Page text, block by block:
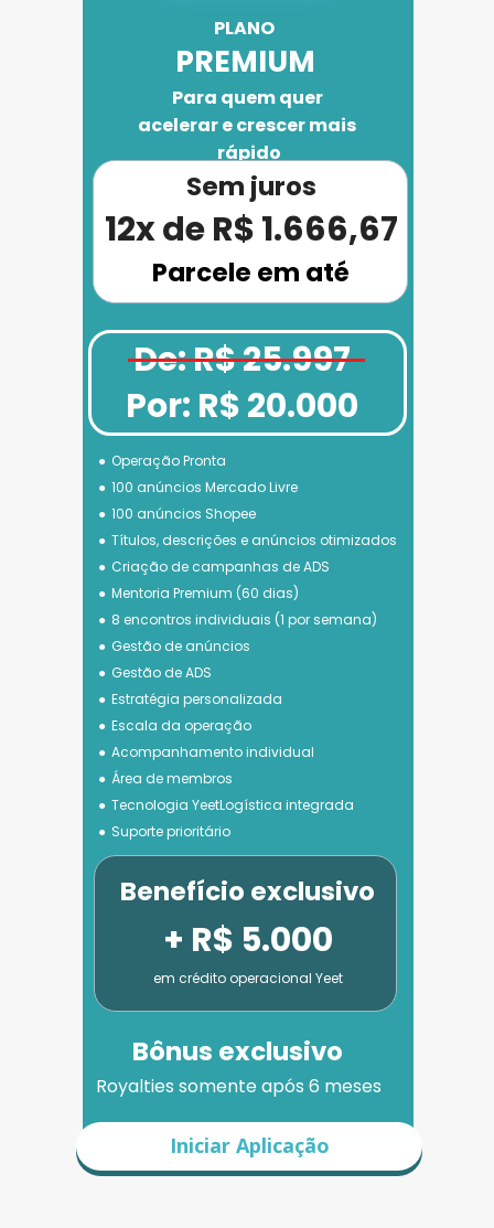
PLANO
PREMIUM
Operação Pronta
100 anúncios Mercado Livre
100 anúncios Shopee
Títulos, descrições e anúncios otimizados
Criação de campanhas de ADS
Mentoria Premium (60 dias)
8 encontros individuais (1 por semana)
Gestão de anúncios
Gestão de ADS
Estratégia personalizada
Escala da operação
Acompanhamento individual
Área de membros
Tecnologia YeetLogística integrada
Suporte prioritário
Iniciar Aplicação
Para quem quer
acelerar e crescer mais
rápido
Parcele em até
12x de R$ 1.666,67
Sem juros
De: R$ 25.997
Por: R$ 20.000
Bônus exclusivo
+ R$ 5.000
em crédito operacional Yeet
Benefício exclusivo
Royalties somente após 6 meses